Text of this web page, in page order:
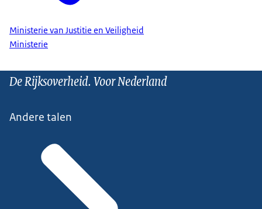
Ministerie van Justitie en Veiligheid
Ministerie
De Rijksoverheid. Voor Nederland
Andere talen